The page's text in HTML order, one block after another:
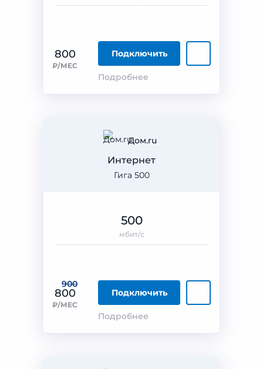
800
₽/МЕС
Подключить
Подробнее
Дом.ru
Гига 500
Интернет
900
800
₽/МЕС
Подключить
Подробнее
500
мбит/с